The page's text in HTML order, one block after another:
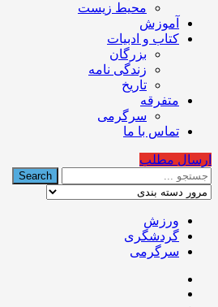
محیط زیست
آموزش
کتاب و ادبیات
بزرگان
زندگی نامه
تاریخ
متفرقه
سرگرمی
تماس با ما
ارسال مطلب
ورزش
گردشگری
سرگرمی